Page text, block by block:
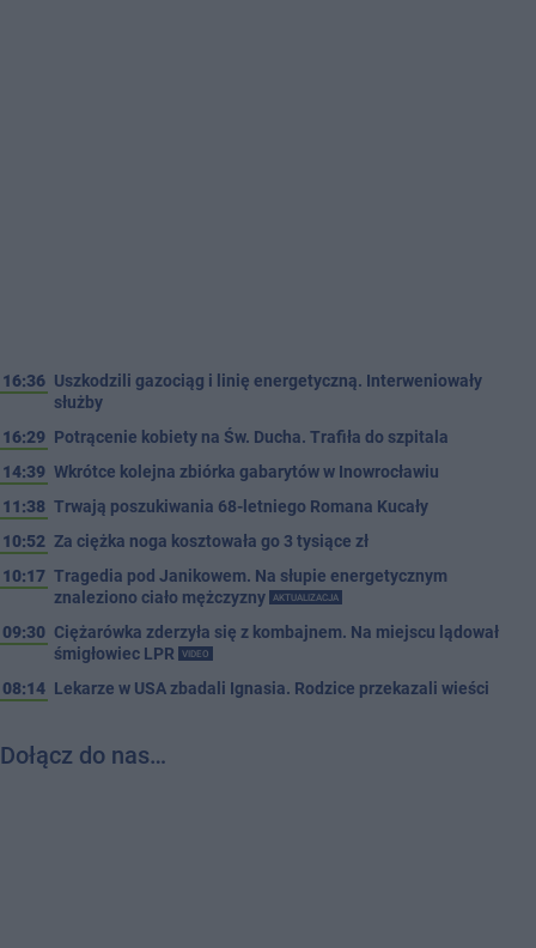
16:36 Uszkodzili gazociąg i linię energetyczną. Interweniowały
służby
16:29 Potrącenie kobiety na Św. Ducha. Trafiła do szpitala
14:39 Wkrótce kolejna zbiórka gabarytów w Inowrocławiu
11:38 Trwają poszukiwania 68-letniego Romana Kucały
10:52 Za ciężka noga kosztowała go 3 tysiące zł
10:17 Tragedia pod Janikowem. Na słupie energetycznym
znaleziono ciało mężczyzny
AKTUALIZACJA
09:30 Ciężarówka zderzyła się z kombajnem. Na miejscu lądował
śmigłowiec LPR
VIDEO
08:14 Lekarze w USA zbadali Ignasia. Rodzice przekazali wieści
Dołącz do nas…